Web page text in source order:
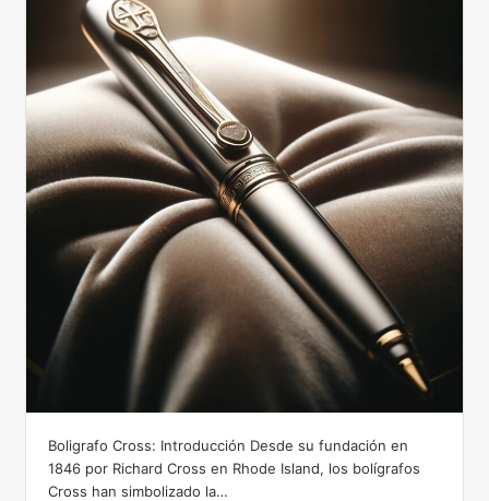
Boligrafo Cross: Introducción Desde su fundación en
1846 por Richard Cross en Rhode Island, los bolígrafos
Cross han simbolizado la…